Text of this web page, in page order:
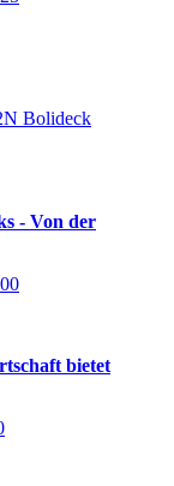
- Von der
bietet